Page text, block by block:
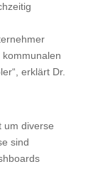
erklärt Dr.
um diverse
sind